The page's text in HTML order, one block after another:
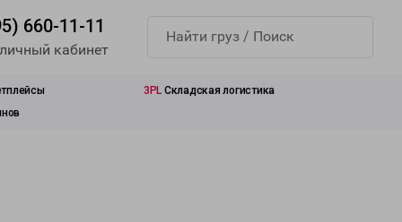
660-11-11
кабинет
3PL Складская логистика